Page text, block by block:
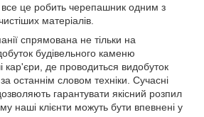
все це робить черепашник одним з
матеріалів.
спрямована не тільки на
будівельного каменю
кар'єри, де проводиться видобуток
останнім словом техніки. Сучасні
гарантувати якісний розпил
наші клієнти можуть бути впевнені у